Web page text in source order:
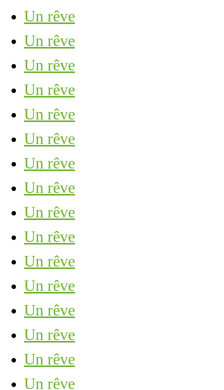
Un rêve
Un rêve
Un rêve
Un rêve
Un rêve
Un rêve
Un rêve
Un rêve
Un rêve
Un rêve
Un rêve
Un rêve
Un rêve
Un rêve
Un rêve
Un rêve